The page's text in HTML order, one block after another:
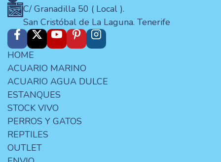
C/ Granadilla 50 ( Local ).
San Cristóbal de La Laguna. Tenerife
HOME
ACUARIO MARINO
ACUARIO AGUA DULCE
ESTANQUES
STOCK VIVO
PERROS Y GATOS
REPTILES
OUTLET